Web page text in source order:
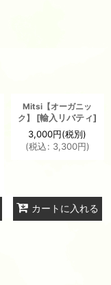
Mitsi【オーガニッ
ク】
[輸入リバティ]
3,000円(税別)
(税込: 3,300円)
カートに入れる